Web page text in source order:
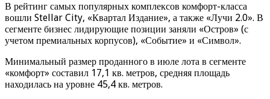
В рейтинг самых популярных комплексов комфорт-класса
вошли Stellar City, «Квартал Издание», а также «Лучи 2.0». В
сегменте бизнес лидирующие позиции заняли «Остров» (с
учетом премиальных корпусов), «Событие» и «Символ».
Минимальный размер проданного в июле лота в сегменте
«комфорт» составил 17,1 кв. метров, средняя площадь
находилась на уровне 45,4 кв. метров.